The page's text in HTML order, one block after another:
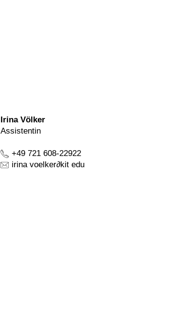
Irina Völker
Assistentin
+49 721 608-22922
irina voelker∂kit edu